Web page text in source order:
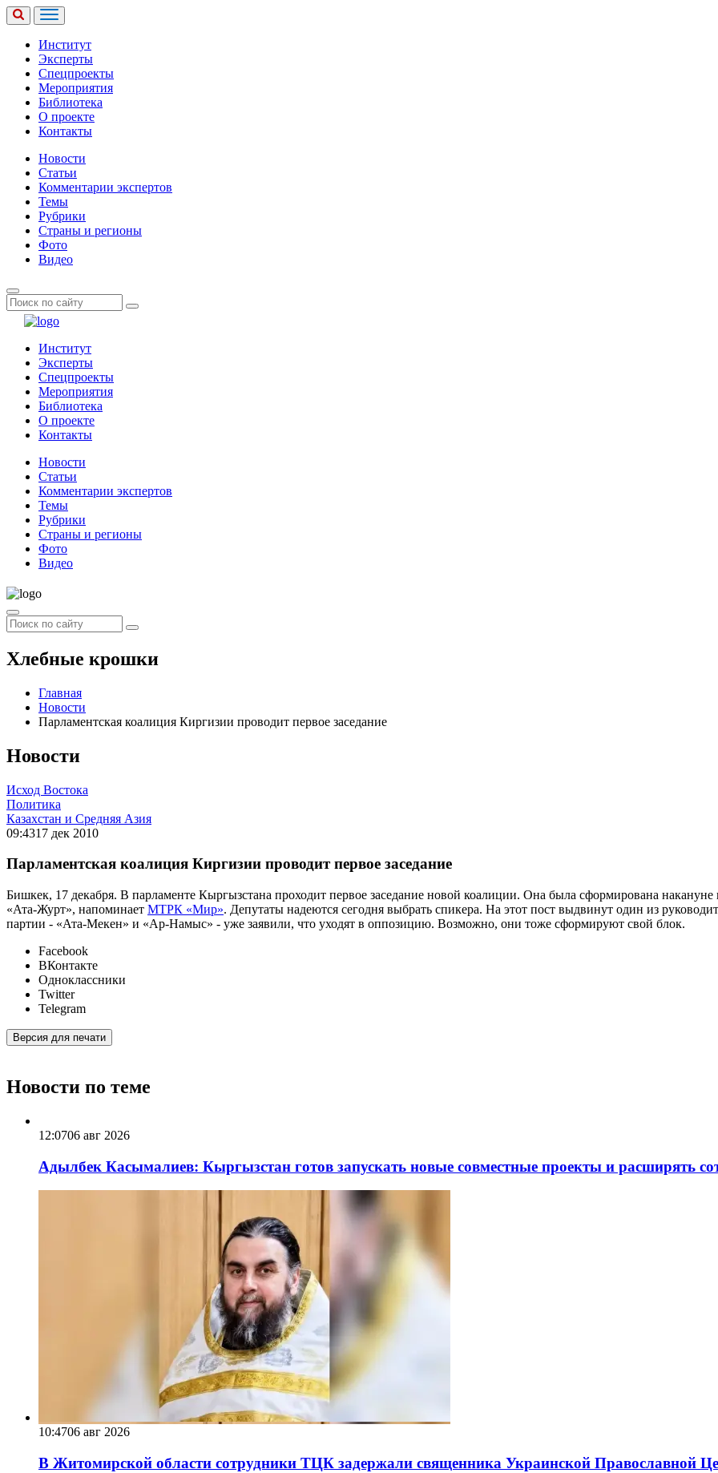
Институт
Эксперты
Спецпроекты
Мероприятия
Библиотека
О проекте
Контакты
Новости
Статьи
Комментарии экспертов
Темы
Рубрики
Страны и регионы
Фото
Видео
Институт
Эксперты
Спецпроекты
Мероприятия
Библиотека
О проекте
Контакты
Новости
Статьи
Комментарии экспертов
Темы
Рубрики
Страны и регионы
Фото
Видео
Хлебные крошки
Главная
Новости
Парламентская коалиция Киргизии проводит первое заседание
Новости
Исход Востока
Политика
Казахстан и Средняя Азия
09:4317 дек 2010
Парламентская коалиция Киргизии проводит первое заседание
Бишкек, 17 декабря. В парламенте Кыргызстана проходит первое заседание новой коалиции. Она была сформирована
«Ата-Журт», напоминает МТРК «Мир». Депутаты надеются сегодня выбрать спикера. На этот пост выдвинут один из
партии - «Ата-Мекен» и «Ар-Намыс» - уже заявили, что уходят в оппозицию. Возможно, они тоже сформируют свой блок.
Facebook
ВКонтакте
Одноклассники
Twitter
Telegram
Версия для печати
Новости по теме
12:0706 авг 2026
Адылбек Касымалиев: Кыргызстан готов запускать новые совместные проекты и расширять
10:4706 авг 2026
В Житомирской области сотрудники ТЦК задержали священника Украинской Православной